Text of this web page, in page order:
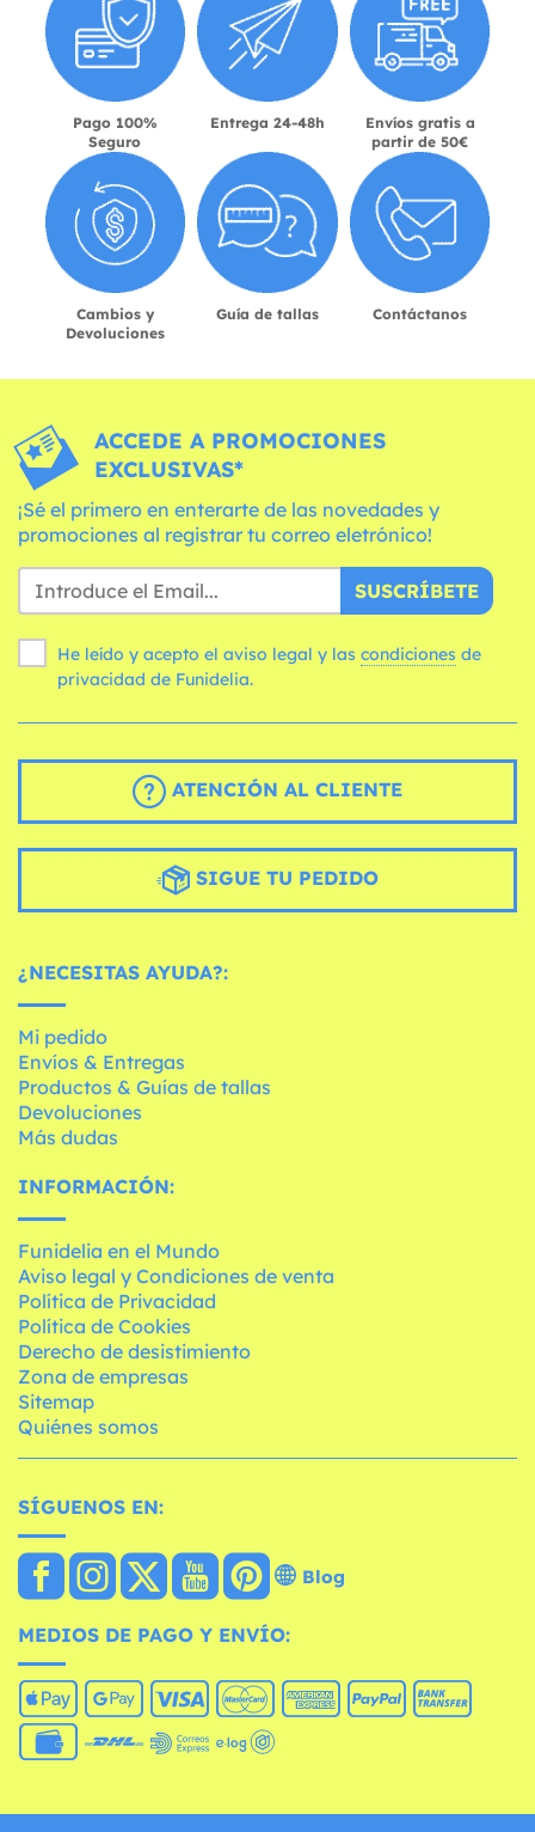
Pago 100%
Seguro
Entrega 24-48h
Envíos gratis a
partir de 50€
Cambios y
Devoluciones
Guía de tallas Contáctanos
ACCEDE A PROMOCIONES
EXCLUSIVAS*
¡Sé el primero en enterarte de las novedades y
promociones al registrar tu correo eletrónico!
SUSCRÍBETE
He leído y acepto el aviso legal y las condiciones
privacidad de Funidelia.
ATENCIÓN AL CLIENTE
SIGUE TU PEDIDO
¿NECESITAS AYUDA?:
Mi pedido
Envíos & Entregas
Productos & Guías de tallas
Devoluciones
Más dudas
INFORMACIÓN:
Funidelia en el Mundo
Aviso legal y Condiciones de venta
Política de Privacidad
Política de Cookies
Derecho de desistimiento
Zona de empresas
Sitemap
Quiénes somos
SÍGUENOS EN:
Blog
MEDIOS DE PAGO Y ENVÍO: